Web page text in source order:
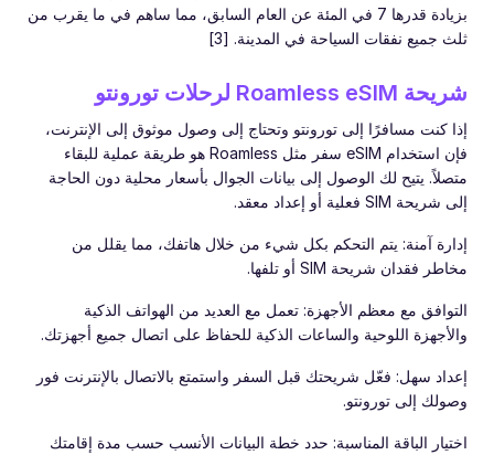
بزيادة قدرها 7 في المئة عن العام السابق، مما ساهم في ما يقرب من
ثلث جميع نفقات السياحة في المدينة. [3]
شريحة Roamless eSIM لرحلات تورونتو
إذا كنت مسافرًا إلى تورونتو وتحتاج إلى وصول موثوق إلى الإنترنت،
فإن استخدام eSIM سفر مثل Roamless هو طريقة عملية للبقاء
متصلاً. يتيح لك الوصول إلى بيانات الجوال بأسعار محلية دون الحاجة
إلى شريحة SIM فعلية أو إعداد معقد.
إدارة آمنة: يتم التحكم بكل شيء من خلال هاتفك، مما يقلل من
مخاطر فقدان شريحة SIM أو تلفها.
التوافق مع معظم الأجهزة: تعمل مع العديد من الهواتف الذكية
والأجهزة اللوحية والساعات الذكية للحفاظ على اتصال جميع أجهزتك.
إعداد سهل: فعّل شريحتك قبل السفر واستمتع بالاتصال بالإنترنت فور
وصولك إلى تورونتو.
اختيار الباقة المناسبة: حدد خطة البيانات الأنسب حسب مدة إقامتك